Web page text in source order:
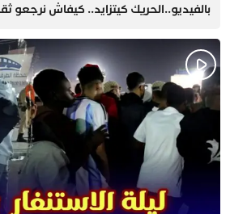
بالفيديو..الحريك كيتزايد.. كيفاش نرجعو